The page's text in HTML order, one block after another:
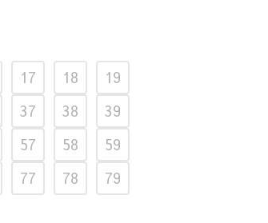
17 18
19
37 38
39
57 58
59
77 78
79